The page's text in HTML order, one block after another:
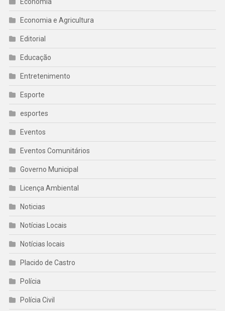
Economia e Agricultura
Editorial
Educação
Entretenimento
Esporte
esportes
Eventos
Eventos Comunitários
Governo Municipal
Licença Ambiental
Noticias
Notícias Locais
Notícias locais
Placido de Castro
Polícia
Polícia Civil